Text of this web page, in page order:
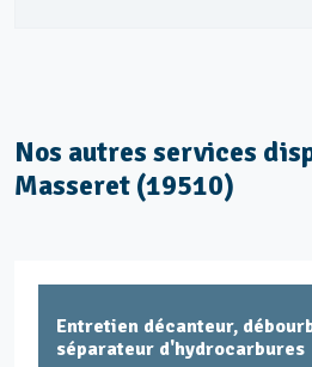
Nos autres services
Masseret (19510)
Entretien décanteur,
séparateur d'hydrocarbures